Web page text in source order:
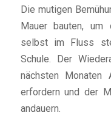
Die mutigen
Mauer bauten, um
selbst im Fluss
Schule. Der
nächsten Monaten
erfordern und der
andauern.